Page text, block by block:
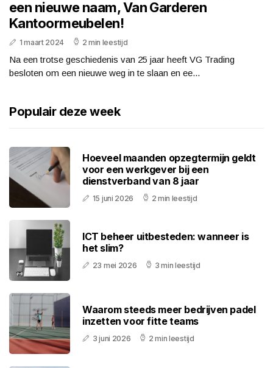
een nieuwe naam, Van Garderen
Kantoormeubelen!
1 maart 2024 2 min leestijd
Na een trotse geschiedenis van 25 jaar heeft VG Trading
besloten om een nieuwe weg in te slaan en ee...
Populair deze week
Hoeveel maanden opzegtermijn geldt
voor een werkgever bij een
dienstverband van 8 jaar
15 juni 2026 2 min leestijd
ICT beheer uitbesteden: wanneer is
het slim?
23 mei 2026 3 min leestijd
Waarom steeds meer bedrijven padel
inzetten voor fitte teams
3 juni 2026 2 min leestijd